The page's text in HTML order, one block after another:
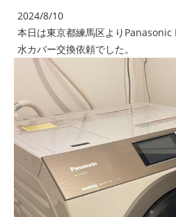
2024/8/10
本日は東京都練馬区よりPanasonic
水カバー交換依頼でした。